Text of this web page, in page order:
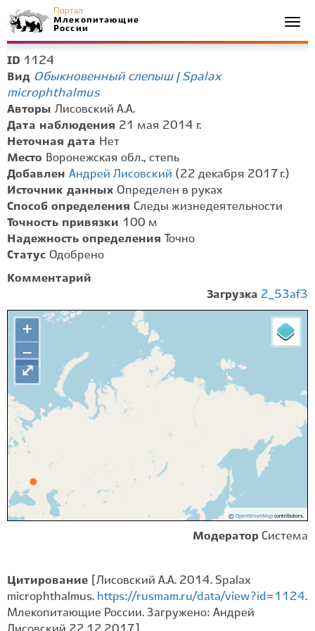
Портал
Млекопитающие
России
ID 1124
Вид Обыкновенный слепыш | Spalax
microphthalmus
Авторы Лисовский А.А.
Дата наблюдения 21 мая 2014 г.
Неточная дата Нет
Место Воронежская обл., степь
Добавлен Андрей Лисовский (22 декабря 2017 г.)
Источник данных Определен в руках
Способ определения Следы жизнедеятельности
Точность привязки 100 м
Надежность определения
Точно
Статус Одобрено
Комментарий
Загрузка 2_53af3
+
−
© OpenStreetMapcontributors.
⤢
Модератор Система
Цитирование
[Лисовский А.А. 2014. Spalax
microphthalmus. https://rusmam.ru/data/view?id=1124.
Млекопитающие России. Загружено: Андрей